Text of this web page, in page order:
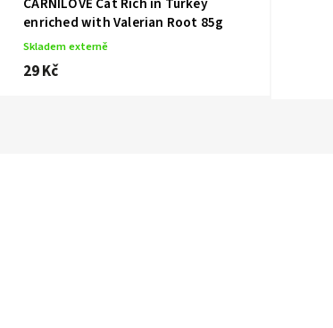
enriched with Valerian Root 85g
Skladem externě
29 Kč